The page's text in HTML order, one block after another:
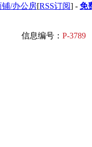
铺/办公房[RSS订阅] - 免
信息编号： P-3789